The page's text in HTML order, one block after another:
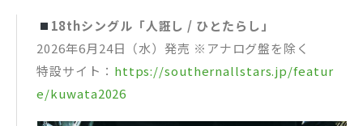
18thシングル「人誑し / ひとたらし」
2026年6月24日（水）発売 ※アナログ盤を除く
特設サイト： https://southernallstars.jp/featur
e/kuwata2026